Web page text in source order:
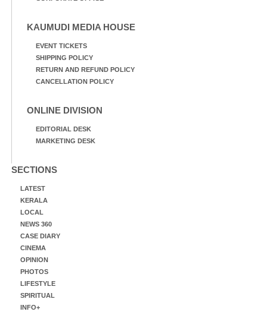
KAUMUDI MEDIA HOUSE
EVENT TICKETS
SHIPPING POLICY
RETURN AND REFUND POLICY
CANCELLATION POLICY
ONLINE DIVISION
EDITORIAL DESK
MARKETING DESK
SECTIONS
LATEST
KERALA
LOCAL
NEWS 360
CASE DIARY
CINEMA
OPINION
PHOTOS
LIFESTYLE
SPIRITUAL
INFO+